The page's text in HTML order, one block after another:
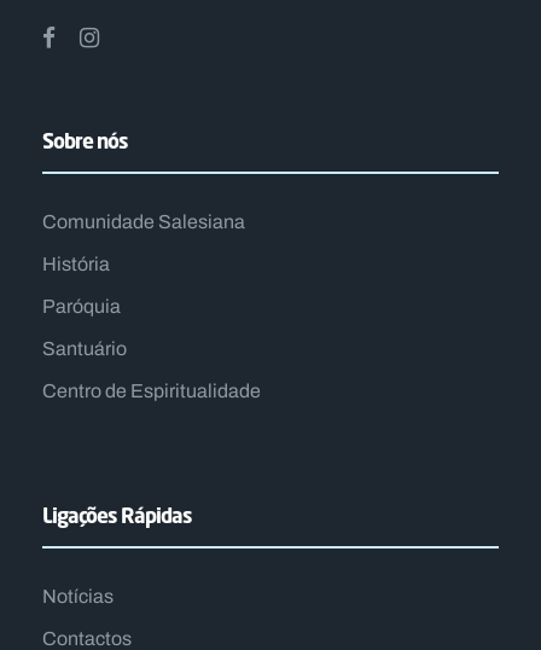
Sobre nós
Comunidade Salesiana
História
Paróquia
Santuário
Centro de Espiritualidade​
Ligações Rápidas
Notícias
Contactos